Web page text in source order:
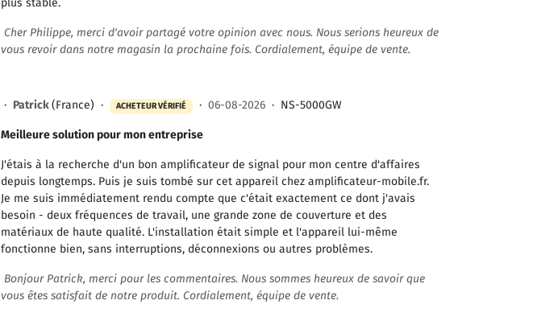
plus stable.
Cher Philippe, merci d'avoir partagé votre opinion avec nous. Nous serions heureux de
vous revoir dans notre magasin la prochaine fois. Cordialement, équipe de vente.
· Patrick(France) · ACHETEUR VÉRIFIÉ · 06-08-2026 · NS-5000GW
Meilleure solution pour mon entreprise
J'étais à la recherche d'un bon amplificateur de signal pour mon centre d'affaires
depuis longtemps. Puis je suis tombé sur cet appareil chez amplificateur-mobile.fr.
Je me suis immédiatement rendu compte que c'était exactement ce dont j'avais
besoin - deux fréquences de travail, une grande zone de couverture et des
matériaux de haute qualité. L'installation était simple et l'appareil lui-même
fonctionne bien, sans interruptions, déconnexions ou autres problèmes.
Bonjour Patrick, merci pour les commentaires. Nous sommes heureux de savoir que
vous êtes satisfait de notre produit. Cordialement, équipe de vente.